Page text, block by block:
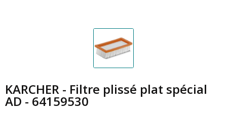
KARCHER - Filtre plissé plat spécial
AD - 64159530